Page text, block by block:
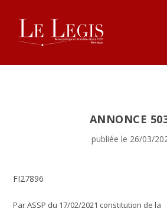
ANNONCE
publiée le 26/03/
FI27896
Par ASSP du 17/02/2021 constitution de la